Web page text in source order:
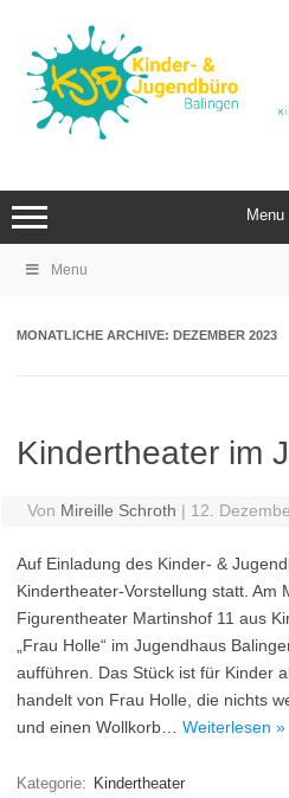
Menu
Menu
MONATLICHE ARCHIVE: DEZEMBER 2023
Kindertheater im
Von Mireille Schroth | 12.
Auf Einladung des Kinder- &
Kindertheater-Vorstellung statt. Am
Figurentheater Martinshof 11 aus
„Frau Holle“ im Jugendhaus
aufführen. Das Stück ist für Kinder
handelt von Frau Holle, die nichts
und einen Wollkorb… Weiterlesen »
Kategorie: Kindertheater